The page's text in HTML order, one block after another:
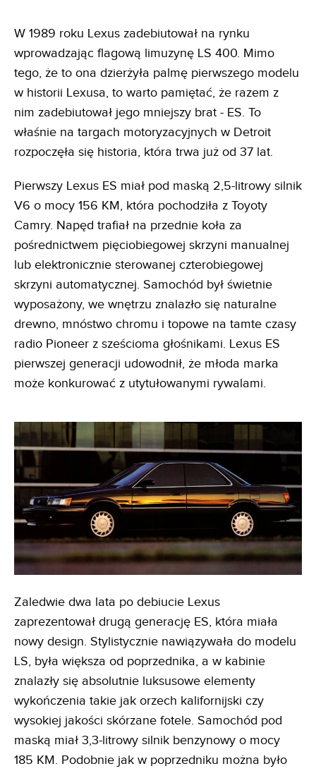
W 1989 roku Lexus zadebiutował na rynku
wprowadzając flagową limuzynę LS 400. Mimo
tego, że to ona dzierżyła palmę pierwszego modelu
w historii Lexusa, to warto pamiętać, że razem z
nim zadebiutował jego mniejszy brat - ES. To
właśnie na targach motoryzacyjnych w Detroit
rozpoczęła się historia, która trwa już od 37 lat.
Pierwszy Lexus ES miał pod maską 2,5-litrowy silnik
V6 o mocy 156 KM, która pochodziła z Toyoty
Camry. Napęd trafiał na przednie koła za
pośrednictwem pięciobiegowej skrzyni manualnej
lub elektronicznie sterowanej czterobiegowej
skrzyni automatycznej. Samochód był świetnie
wyposażony, we wnętrzu znalazło się naturalne
drewno, mnóstwo chromu i topowe na tamte czasy
radio Pioneer z sześcioma głośnikami. Lexus ES
pierwszej generacji udowodnił, że młoda marka
może konkurować z utytułowanymi rywalami.
Zaledwie dwa lata po debiucie Lexus
zaprezentował drugą generację ES, która miała
nowy design. Stylistycznie nawiązywała do modelu
LS, była większa od poprzednika, a w kabinie
znalazły się absolutnie luksusowe elementy
wykończenia takie jak orzech kalifornijski czy
wysokiej jakości skórzane fotele. Samochód pod
maską miał 3,3-litrowy silnik benzynowy o mocy
185 KM. Podobnie jak w poprzedniku można było